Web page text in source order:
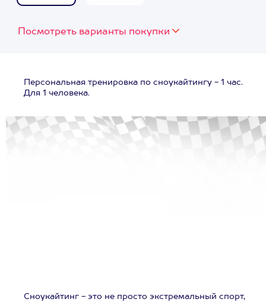
Посмотреть варианты покупки
Персональная тренировка по сноукайтингу - 1 час.
Для 1 человека.
Сноукайтинг - это не просто экстремальный спорт,